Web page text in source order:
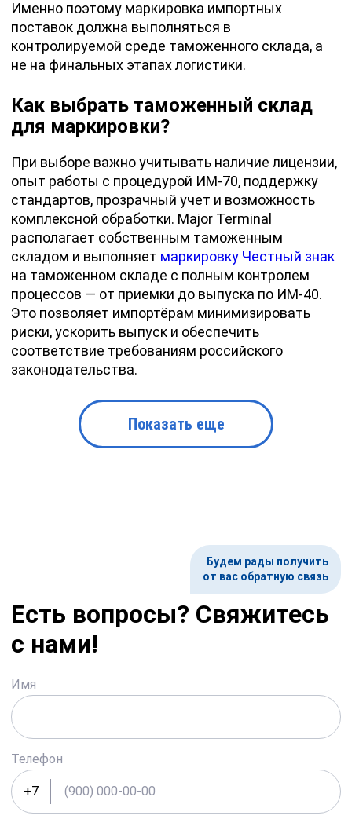
Именно поэтому маркировка импортных
поставок должна выполняться в
контролируемой среде таможенного склада, а
не на финальных этапах логистики.
Как выбрать таможенный склад
для маркировки?
При выборе важно учитывать наличие лицензии,
опыт работы с процедурой ИМ-70, поддержку
стандартов, прозрачный учет и возможность
комплексной обработки. Major Terminal
располагает собственным таможенным
складом и выполняет маркировку Честный знак
на таможенном складе с полным контролем
процессов — от приемки до выпуска по ИМ-40.
Это позволяет импортёрам минимизировать
риски, ускорить выпуск и обеспечить
соответствие требованиям российского
законодательства.
Показать еще
Будем рады получить
от вас обратную связь
Есть вопросы? Свяжитесь
с нами!
Имя
Телефон
+7